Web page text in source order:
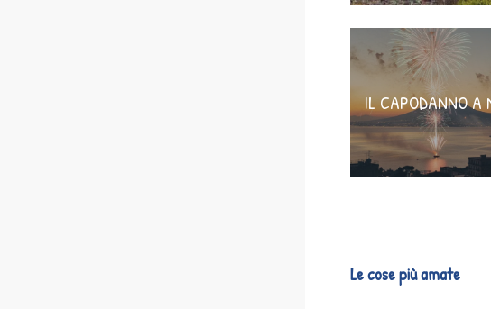
IL CAPODANNO A
Le cose più amate